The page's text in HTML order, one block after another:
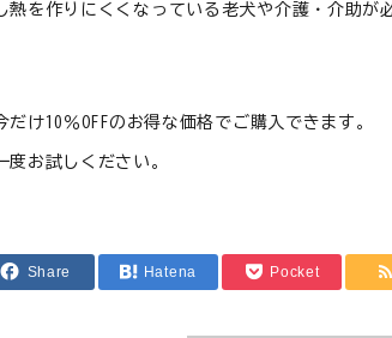
熱を作りにくくなっている老犬や介護・介助
け10％OFFのお得な価格でご購入できます。
度お試しください。
Share Hatena Pocket